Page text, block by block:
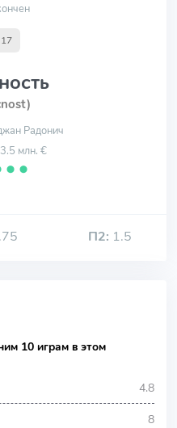
Радонич
млн. €
⬤ ⬤
П2: 1.5
10 играм в этом
4.8
8